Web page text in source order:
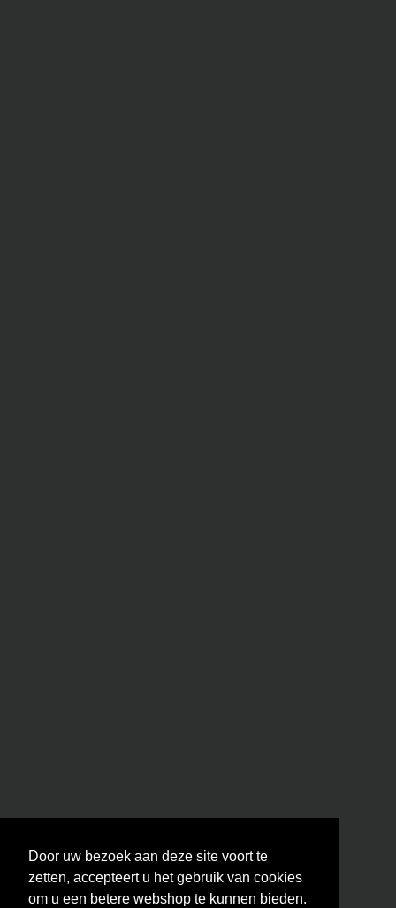
Door uw bezoek aan deze site voort te
zetten, accepteert u het gebruik van cookies
om u een betere webshop te kunnen bieden.